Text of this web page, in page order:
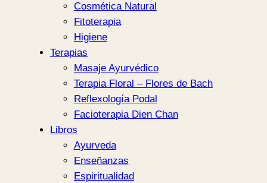
Cosmética Natural
Fitoterapia
Higiene
Terapias
Masaje Ayurvédico
Terapia Floral – Flores de Bach
Reflexología Podal
Facioterapia Dien Chan
Libros
Ayurveda
Enseñanzas
Espiritualidad